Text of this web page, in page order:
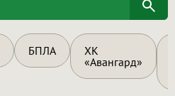
БПЛА
ХК
«Авангард»